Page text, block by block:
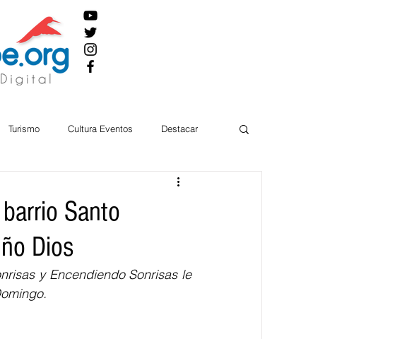
Turismo Cultura Eventos Destacar
Política
Santo
Dios
y Encendiendo Sonrisas le